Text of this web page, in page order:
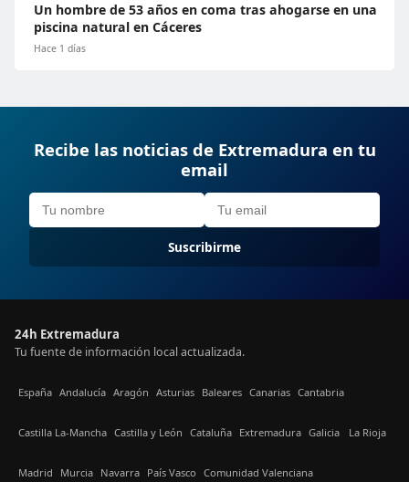
Un hombre de 53 años en coma tras ahogarse en una
piscina natural en Cáceres
Hace 1 días
Recibe las noticias de Extremadura en tu
email
Suscribirme
24h Extremadura
Tu fuente de información local actualizada.
España Andalucía Aragón Asturias Baleares Canarias Cantabria
Castilla La-Mancha Castilla y León Cataluña Extremadura Galicia La Rioja
Madrid Murcia Navarra País Vasco Comunidad Valenciana